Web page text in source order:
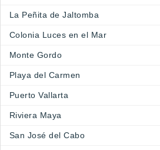
La Peñita de Jaltomba
Colonia Luces en el Mar
Monte Gordo
Playa del Carmen
Puerto Vallarta
Riviera Maya
San José del Cabo